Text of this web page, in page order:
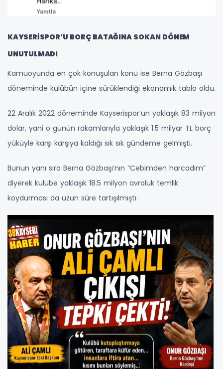
KAYSERİSPOR’U BORÇ BATAĞINA SOKAN DÖNEM
UNUTULMADI
Kamuoyunda en çok konuşulan konu ise Berna Gözbaşı
döneminde kulübün içine sürüklendiği ekonomik tablo oldu.
22 Aralık 2022 döneminde Kayserispor’un yaklaşık 83 milyon
dolar, yani o günün rakamlarıyla yaklaşık 1.5 milyar TL borç
yüküyle karşı karşıya kaldığı sık sık gündeme gelmişti.
Bunun yanı sıra Berna Gözbaşı’nın “Cebimden harcadım”
diyerek kulübe yaklaşık 18.5 milyon avroluk temlik
koydurması da uzun süre tartışılmıştı.